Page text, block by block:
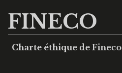
FINECO
Charte éthique de Fineco